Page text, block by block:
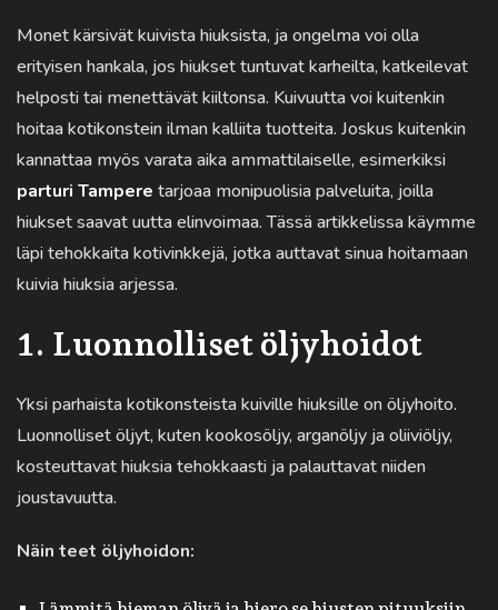
Monet kärsivät kuivista hiuksista, ja ongelma voi olla
erityisen hankala, jos hiukset tuntuvat karheilta, katkeilevat
helposti tai menettävät kiiltonsa. Kuivuutta voi kuitenkin
hoitaa kotikonstein ilman kalliita tuotteita. Joskus kuitenkin
kannattaa myös varata aika ammattilaiselle, esimerkiksi
parturi Tampere tarjoaa monipuolisia palveluita, joilla
hiukset saavat uutta elinvoimaa. Tässä artikkelissa käymme
läpi tehokkaita kotivinkkejä, jotka auttavat sinua hoitamaan
kuivia hiuksia arjessa.
1. Luonnolliset öljyhoidot
Yksi parhaista kotikonsteista kuiville hiuksille on öljyhoito.
Luonnolliset öljyt, kuten kookosöljy, arganöljy ja oliiviöljy,
kosteuttavat hiuksia tehokkaasti ja palauttavat niiden
joustavuutta.
Näin teet öljyhoidon: